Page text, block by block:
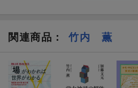
関連商品 ： 竹内 薫